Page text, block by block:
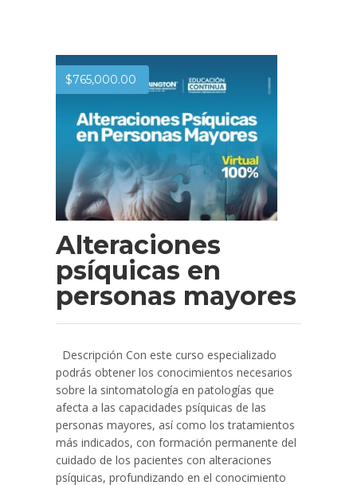
$765,000.00
Alteraciones
psíquicas en
personas mayores
Descripción Con este curso especializado
podrás obtener los conocimientos necesarios
sobre la sintomatología en patologías que
afecta a las capacidades psíquicas de las
personas mayores, así como los tratamientos
más indicados, con formación permanente del
cuidado de los pacientes con alteraciones
psíquicas, profundizando en el conocimiento